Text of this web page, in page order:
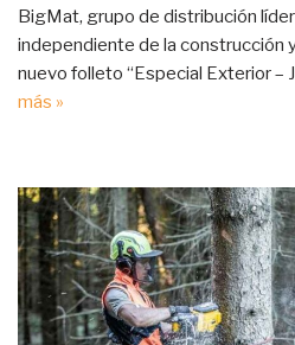
BigMat, grupo de distribución
independiente de la construcción
nuevo folleto “Especial Exterior –
más »